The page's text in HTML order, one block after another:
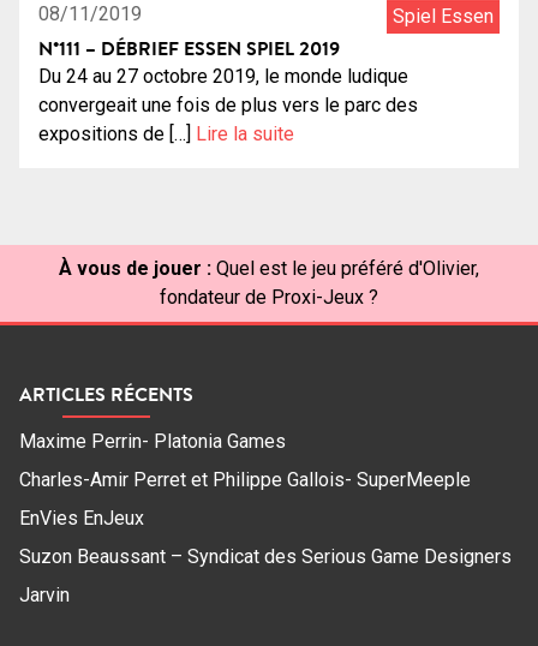
08/11/2019 Spiel Essen
N°111 – DÉBRIEF ESSEN SPIEL 2019
Du 24 au 27 octobre 2019, le monde ludique
convergeait une fois de plus vers le parc des
expositions de […] Lire la suite
À vous de jouer : Quel est le jeu préféré d'Olivier,
fondateur de Proxi-Jeux ?
ARTICLES RÉCENTS
Maxime Perrin- Platonia Games
Charles-Amir Perret et Philippe Gallois- SuperMeeple
EnVies EnJeux
Suzon Beaussant – Syndicat des Serious Game Designers
Jarvin